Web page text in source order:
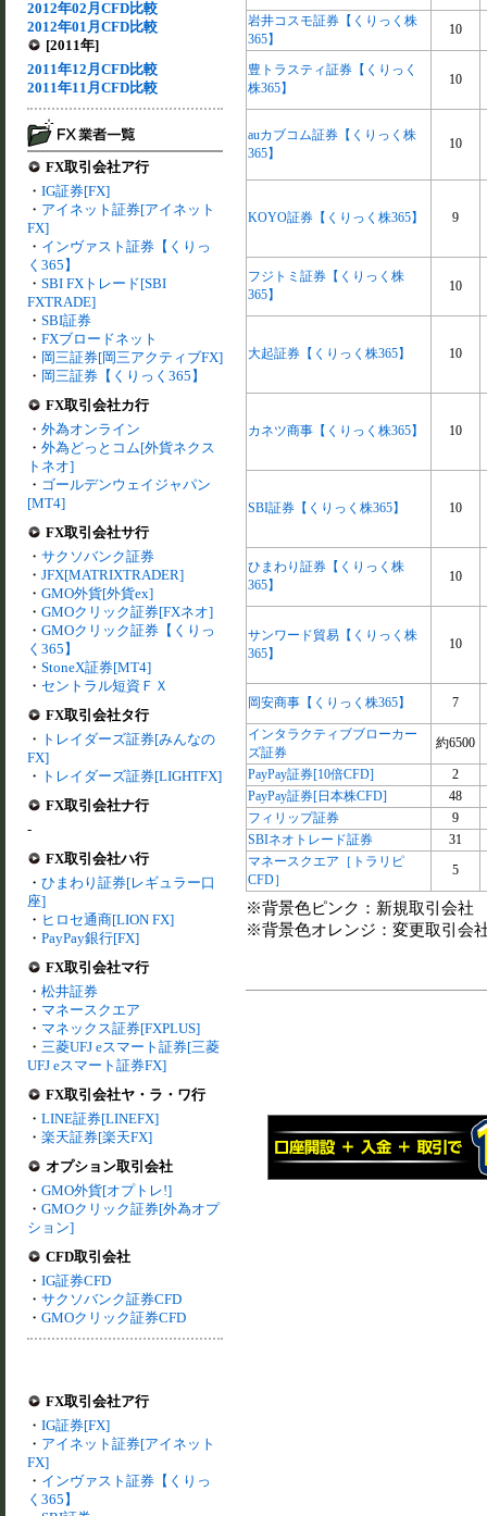
2012年02月CFD比較
2012年01月CFD比較
[2011年]
2011年12月CFD比較
2011年11月CFD比較
FX取引会社ア行
・ IG証券[FX]
・ アイネット証券[アイネット
FX]
・ インヴァスト証券【くりっ
く365】
・ SBI FXトレード[SBI
FXTRADE]
・ SBI証券
・ FXブロードネット
・ 岡三証券[岡三アクティブFX]
・ 岡三証券【くりっく365】
FX取引会社カ行
・ 外為オンライン
・ 外為どっとコム[外貨ネクス
トネオ]
・ ゴールデンウェイジャパン
[MT4]
FX取引会社サ行
・ サクソバンク証券
・ JFX[MATRIXTRADER]
・ GMO外貨[外貨ex]
・ GMOクリック証券[FXネオ]
・ GMOクリック証券【くりっ
く365】
・ StoneX証券[MT4]
・ セントラル短資ＦＸ
FX取引会社タ行
・ トレイダーズ証券[みんなの
FX]
・ トレイダーズ証券[LIGHTFX]
FX取引会社ナ行
-
FX取引会社ハ行
・ ひまわり証券[レギュラー口
座]
・ ヒロセ通商[LION FX]
・ PayPay銀行[FX]
FX取引会社マ行
・ 松井証券
・ マネースクエア
・ マネックス証券[FXPLUS]
・ 三菱UFJ eスマート証券[三菱
UFJ eスマート証券FX]
FX取引会社ヤ・ラ・ワ行
・ LINE証券[LINEFX]
・ 楽天証券[楽天FX]
オプション取引会社
・ GMO外貨[オプトレ!]
・ GMOクリック証券[外為オプ
ション]
CFD取引会社
・ IG証券CFD
・ サクソバンク証券CFD
・ GMOクリック証券CFD
FX取引会社ア行
・ IG証券[FX]
・ アイネット証券[アイネット
FX]
・ インヴァスト証券【くりっ
く365】
岩井コスモ証券【くりっく株
365】
10
豊トラスティ証券【くりっく
株365】
10
auカブコム証券【くりっく株
365】
10
KOYO証券【くりっく株365】 9
フジトミ証券【くりっく株
365】
10
大起証券【くりっく株365】 10
カネツ商事【くりっく株365】 10
SBI証券【くりっく株365】 10
ひまわり証券【くりっく株
365】
10
サンワード貿易【くりっく株
365】
10
岡安商事【くりっく株365】 7
インタラクティブブローカー
ズ証券
約6500
PayPay証券[10倍CFD]
2
PayPay証券[日本株CFD]
48
フィリップ証券
9
SBIネオトレード証券
31
マネースクエア［トラリピ
CFD］
5
※背景色ピンク：新規取引会社
※背景色オレンジ：変更取引会